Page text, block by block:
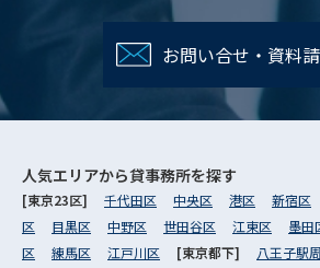
お問い合せ・資料
人気エリアから貸事務所を探す
[東京23区] 千代田区 中央区 港区 新宿区
区
目黒区 中野区 世田谷区 江東区 墨田
区
練馬区 江戸川区 [東京都下] 八王子駅